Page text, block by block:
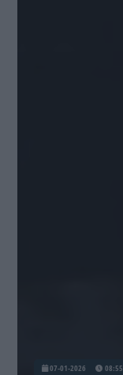
07-01-2026 08:55